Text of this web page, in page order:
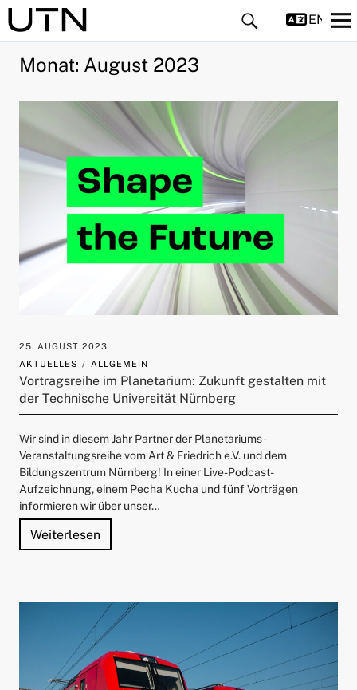
Menü aufklappen
Menü aufklappen
Menü aufklappen
Menü aufklappen
Menü aufklappen
Monat: August 2023
25. AUGUST 2023
AKTUELLES
ALLGEMEIN
Vortragsreihe im Planetarium: Zukunft gestalten mit
der Technische Universität Nürnberg
Wir sind in diesem Jahr Partner der Planetariums-
Veranstaltungsreihe vom Art & Friedrich e.V. und dem
Bildungszentrum Nürnberg! In einer Live-Podcast-
Aufzeichnung, einem Pecha Kucha und fünf Vorträgen
informieren wir über unser…
Weiterlesen"Vortragsreihe im Planetarium: Zukunft